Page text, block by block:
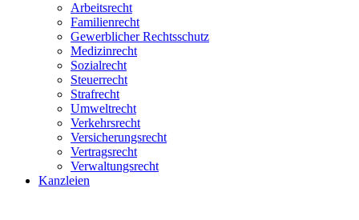
Arbeitsrecht
Familienrecht
Gewerblicher Rechtsschutz
Medizinrecht
Sozialrecht
Steuerrecht
Strafrecht
Umweltrecht
Verkehrsrecht
Versicherungsrecht
Vertragsrecht
Verwaltungsrecht
Kanzleien